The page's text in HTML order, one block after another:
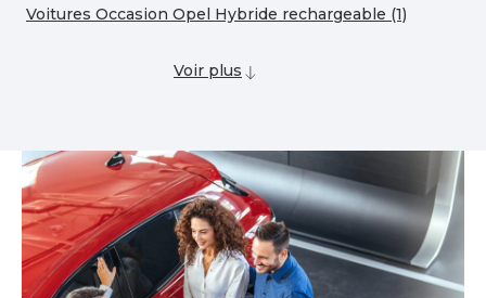
Voitures Occasion Opel Hybride rechargeable (1)
Voir plus